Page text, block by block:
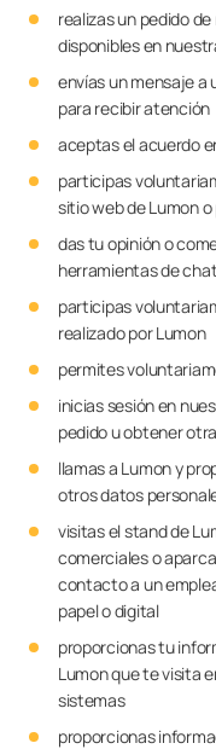
realizas un pedido
disponibles en
envías un mensaje a
para recibir atención
aceptas el acuerdo
participas
sitio web de Lumon
das tu opinión o
herramientas de
participas
realizado por Lumon
permites
inicias sesión en
pedido u obtener
llamas a Lumon y
otros datos
visitas el stand de
comerciales o
contacto a un
papel o digital
proporcionas tu
Lumon que te visita
sistemas
proporcionas